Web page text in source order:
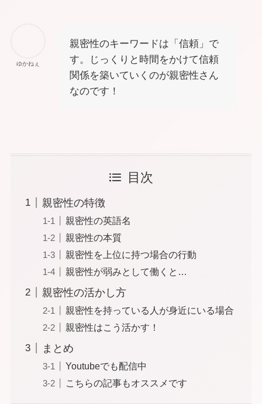
ゆかねぇ
親密性のキーワードは「信頼」で
す。じっくりと時間をかけて信頼
関係を築いていくのが親密性さん
なのです！
目次
親密性の特徴
親密性の英語名
親密性の本質
親密性を上位に持つ場合の行動
親密性が弱みとして働くと…
親密性の活かし方
親密性を持っている人が身近にいる場合
親密性はこう活かす！
まとめ
Youtubeでも配信中
こちらの記事もオススメです